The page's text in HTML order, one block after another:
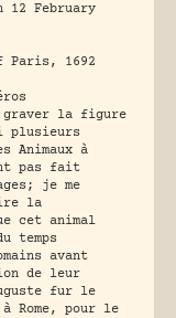
12 February
1692
la figure
plusieurs
Animaux à
pas fait
je me
la
cet animal
temps
avant
de leur
fur le
Rome, pour le